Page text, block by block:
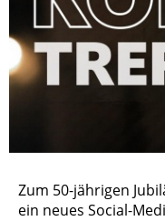
Zum 50-jährigen
ein neues Social-